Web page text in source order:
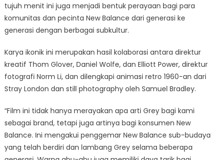
tujuh menit ini juga menjadi bentuk perayaan bagi para
komunitas dan pecinta New Balance dari generasi ke
generasi dengan berbagai subkultur.
Karya ikonik ini merupakan hasil kolaborasi antara direktur
kreatif Thom Glover, Daniel Wolfe, dan Elliott Power, direktur
fotografi Norm Li, dan dilengkapi animasi retro 1960-an dari
Stray London dan still photography oleh Samuel Bradley.
“Film ini tidak hanya merayakan apa arti Grey bagi kami
sebagai brand, tetapi juga artinya bagi konsumen New
Balance. Ini mengakui penggemar New Balance sub-budaya
yang telah berdiri dan lambang Grey selama beberapa